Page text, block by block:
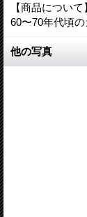
【商品について
60〜70年代頃の
他の写真